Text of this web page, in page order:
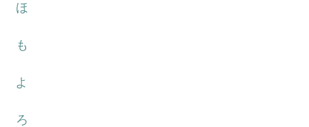
ほ
も
よ
ろ